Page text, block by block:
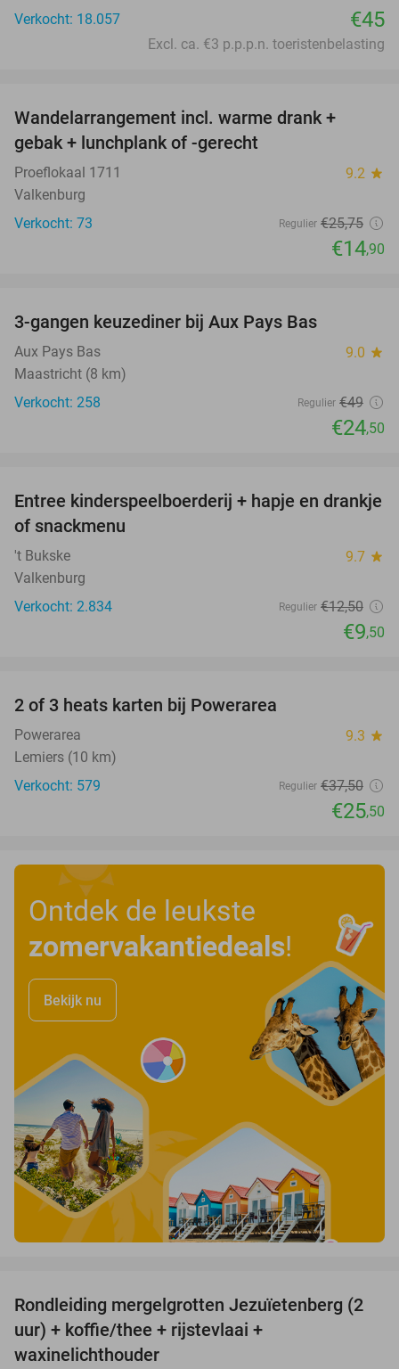
Verkocht: 18.057
€45
Excl. ca. €3 p.p.p.n. toeristenbelasting
Wandelarrangement incl. warme drank +
gebak + lunchplank of -gerecht
Proeflokaal 1711 9.2 star
Valkenburg
Verkocht: 73
Regulier €25,75
€14,90
3-gangen keuzediner bij Aux Pays Bas
Aux Pays Bas 9.0 star
Maastricht (8 km)
Verkocht: 258
Regulier €49
€24,50
24%
Entree kinderspeelboerderij + hapje en drankje
of snackmenu
't Bukske 9.7 star
Valkenburg
Verkocht: 2.834
Regulier €12,50
€9,50
2 of 3 heats karten bij Powerarea
Powerarea 9.3 star
Lemiers (10 km)
Verkocht: 579
Regulier €37,50
€25,50
Ontdek de leukste
zomervakantiedeals!
Bekijk nu
25%
Rondleiding mergelgrotten Jezuïetenberg (2
uur) + koffie/thee + rijstevlaai +
waxinelichthouder